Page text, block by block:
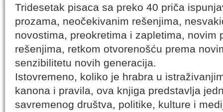
Tridesetak pisaca sa preko 40 priča
prozama, neočekivanim rešenjima,
novostima, preokretima i zapletima, novim
rešenjima, retkom otvorenošću prema
senzibilitetu novih generacija.
Istovremeno, koliko je hrabra u
kanona i pravila, ova knjiga predstavlja
savremenog društva, politike, kulture i